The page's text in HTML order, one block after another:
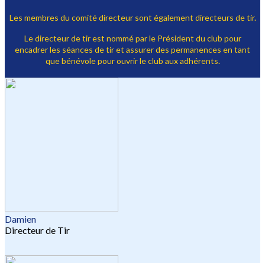
Les membres du comité directeur sont également directeurs de tir.
Le directeur de tir est nommé par le Président du club pour
encadrer les séances de tir et assurer des permanences en tant
que bénévole pour ouvrir le club aux adhérents.
Damien
Directeur de Tir